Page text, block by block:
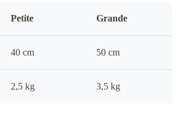
Petite Grande
40 cm 50 cm
2,5 kg 3,5 kg